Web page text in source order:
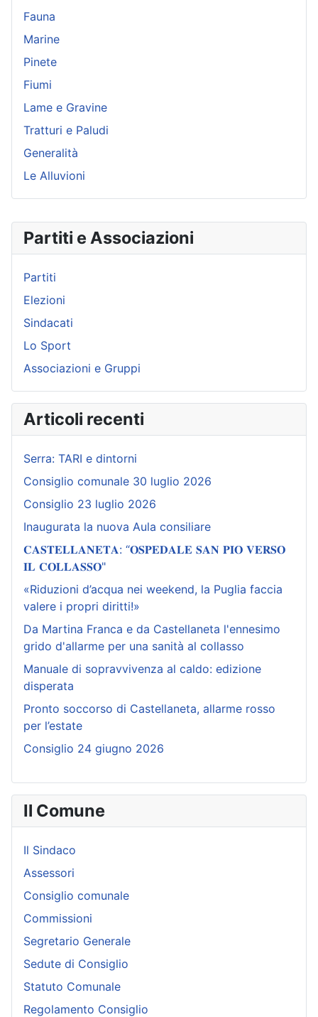
Partiti e Associazioni
Partiti
Elezioni
Sindacati
Lo Sport
Associazioni e Gruppi
Articoli recenti
Serra: TARI e dintorni
Consiglio comunale 30 luglio 2026
Consiglio 23 luglio 2026
Inaugurata la nuova Aula consiliare
𝐂𝐀𝐒𝐓𝐄𝐋𝐋𝐀𝐍𝐄𝐓𝐀: “𝐎𝐒𝐏𝐄𝐃𝐀𝐋𝐄 𝐒𝐀𝐍 𝐏𝐈𝐎 𝐕𝐄𝐑𝐒𝐎
𝐈𝐋 𝐂𝐎𝐋𝐋𝐀𝐒𝐒𝐎"
«Riduzioni d’acqua nei weekend, la Puglia faccia
valere i propri diritti!»
Da Martina Franca e da Castellaneta l'ennesimo
grido d'allarme per una sanità al collasso
Manuale di sopravvivenza al caldo: edizione
disperata
Pronto soccorso di Castellaneta, allarme rosso
per l’estate
Consiglio 24 giugno 2026
Il Comune
Il Sindaco
Assessori
Consiglio comunale
Commissioni
Segretario Generale
Sedute di Consiglio
Statuto Comunale
Regolamento Consiglio
Fauna
Marine
Pinete
Fiumi
Lame e Gravine
Tratturi e Paludi
Generalità
Le Alluvioni